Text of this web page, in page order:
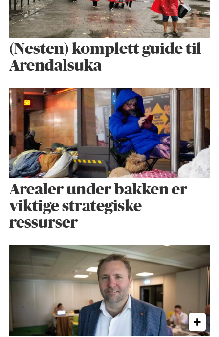
(Nesten) komplett guide til
Arendalsuka
Arealer under bakken er
viktige strategiske
ressurser